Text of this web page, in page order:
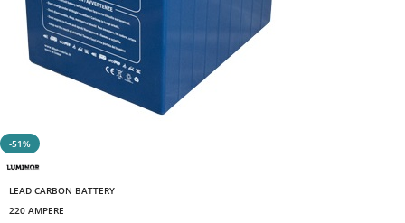
-51%
LEAD CARBON BATTERY
220 AMPERE